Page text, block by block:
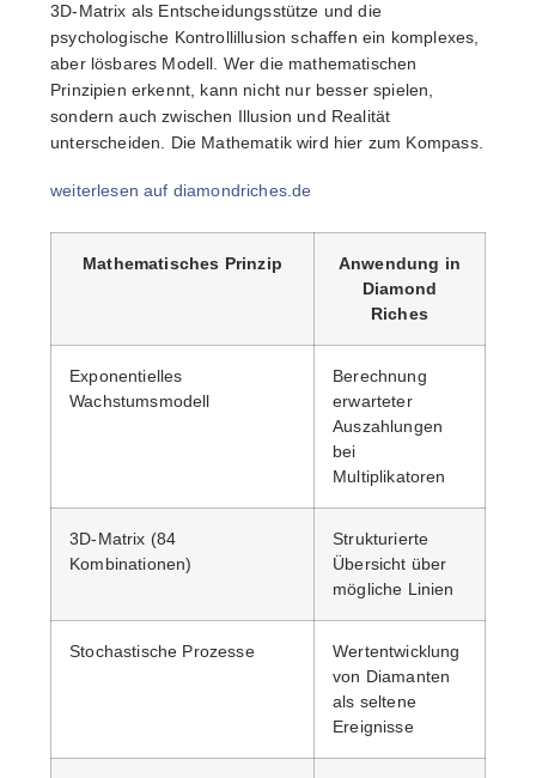
3D-Matrix als Entscheidungsstütze und die
psychologische Kontrollillusion schaffen ein komplexes,
aber lösbares Modell. Wer die mathematischen
Prinzipien erkennt, kann nicht nur besser spielen,
sondern auch zwischen Illusion und Realität
unterscheiden. Die Mathematik wird hier zum Kompass.
weiterlesen auf diamondriches.de
Mathematisches Prinzip
Anwendung in
Diamond
Riches
Exponentielles
Wachstumsmodell
Berechnung
erwarteter
Auszahlungen
bei
Multiplikatoren
3D-Matrix (84
Kombinationen)
Strukturierte
Übersicht über
mögliche Linien
Stochastische Prozesse
Wertentwicklung
von Diamanten
als seltene
Ereignisse